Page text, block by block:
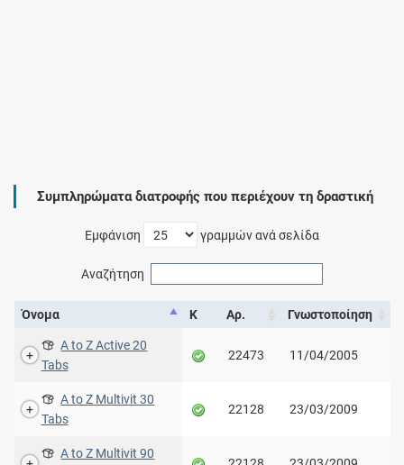
Συμπληρώματα διατροφής που περιέχουν τη δραστική
Εμφάνιση γραμμών ανά σελίδα
Αναζήτηση
Όνομα Κ Αρ. Γνωστοποίηση
A to Z Active 20
Tabs
22473 11/04/2005
A to Z Multivit 30
Tabs
22128 23/03/2009
A to Z Multivit 90